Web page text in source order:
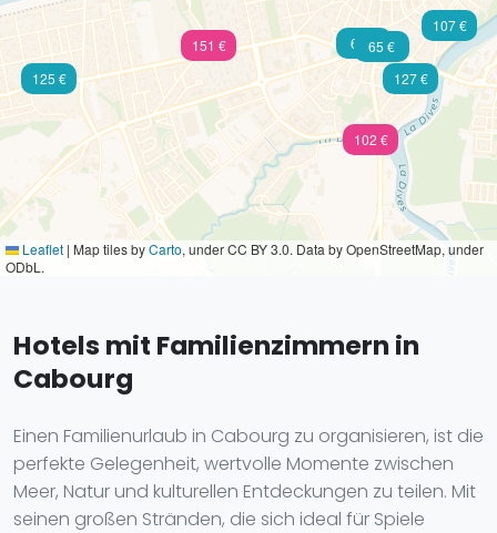
102 €
151 € 65 €
60 €
125 €
127 €
107 €
Leaflet | Map tiles byCarto, under CC BY 3.0. Data by OpenStreetMap, under
ODbL.
Hotels mit Familienzimmern in
Cabourg
Einen Familienurlaub in Cabourg zu organisieren, ist die
perfekte Gelegenheit, wertvolle Momente zwischen
Meer, Natur und kulturellen Entdeckungen zu teilen. Mit
seinen großen Stränden, die sich ideal für Spiele